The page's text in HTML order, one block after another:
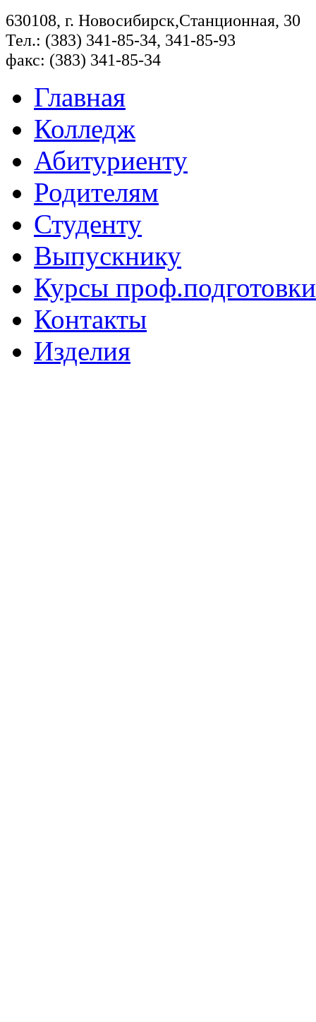
630108, г. Новосибирск,Станционная, 30
Тел.: (383) 341-85-34, 341-85-93
факс: (383) 341-85-34
Главная
Колледж
Абитуриенту
Родителям
Студенту
Выпускнику
Курсы проф.подготовки
Контакты
Изделия